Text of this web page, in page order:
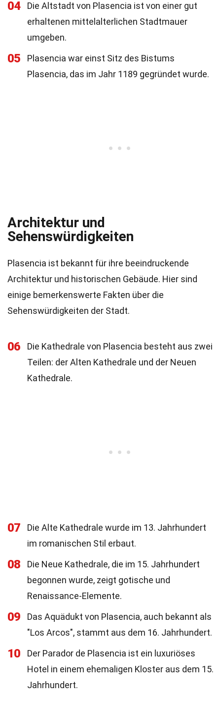
04
Die Altstadt von Plasencia ist von einer gut
erhaltenen mittelalterlichen Stadtmauer
umgeben.
05
Plasencia war einst Sitz des Bistums
Plasencia, das im Jahr 1189 gegründet wurde.
Architektur und
Sehenswürdigkeiten
Plasencia ist bekannt für ihre beeindruckende
Architektur und historischen Gebäude. Hier sind
einige bemerkenswerte Fakten über die
Sehenswürdigkeiten der Stadt.
06
Die Kathedrale von Plasencia besteht aus zwei
Teilen: der Alten Kathedrale und der Neuen
Kathedrale.
07
Die Alte Kathedrale wurde im 13. Jahrhundert
im romanischen Stil erbaut.
08
Die Neue Kathedrale, die im 15. Jahrhundert
begonnen wurde, zeigt gotische und
Renaissance-Elemente.
09
Das Aquädukt von Plasencia, auch bekannt als
"Los Arcos", stammt aus dem 16. Jahrhundert.
10
Der Parador de Plasencia ist ein luxuriöses
Hotel in einem ehemaligen Kloster aus dem 15.
Jahrhundert.